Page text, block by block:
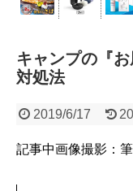
キャンプの『
対処法
2019/6/17
記事中画像撮影：